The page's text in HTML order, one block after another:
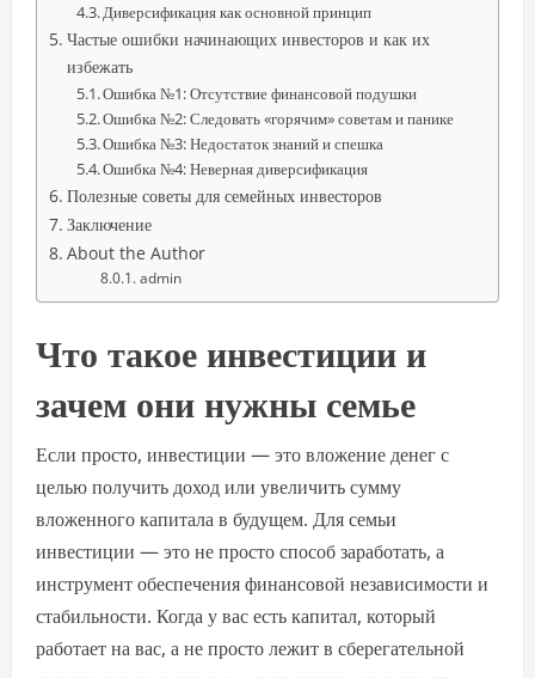
Диверсификация как основной принцип
Частые ошибки начинающих инвесторов и как их
избежать
Ошибка №1: Отсутствие финансовой подушки
Ошибка №2: Следовать «горячим» советам и панике
Ошибка №3: Недостаток знаний и спешка
Ошибка №4: Неверная диверсификация
Полезные советы для семейных инвесторов
Заключение
About the Author
admin
Что такое инвестиции и
зачем они нужны семье
Если просто, инвестиции — это вложение денег с
целью получить доход или увеличить сумму
вложенного капитала в будущем. Для семьи
инвестиции — это не просто способ заработать, а
инструмент обеспечения финансовой независимости и
стабильности. Когда у вас есть капитал, который
работает на вас, а не просто лежит в сберегательной